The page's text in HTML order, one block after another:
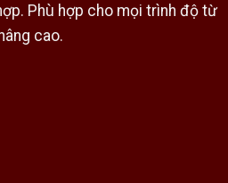
Phù hợp cho mọi trình độ từ
cao.